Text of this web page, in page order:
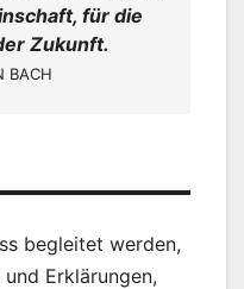
für die
Zukunft.
BACH
begleitet werden,
Erklärungen,